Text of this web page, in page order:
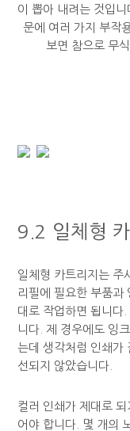
이 뽑아 내려는 것입
문에 여러 가지 부작
보면 참으로 무
9.2 일체형
일체형 카트리지는 주
리필에 필요한 부품과
대로 작업하면 됩니다
니다. 제 경우에도 잉
는데 생각처럼 인쇄가
선되지 않았습니다.
컬러 인쇄가 제대로
어야 합니다. 몇 개의